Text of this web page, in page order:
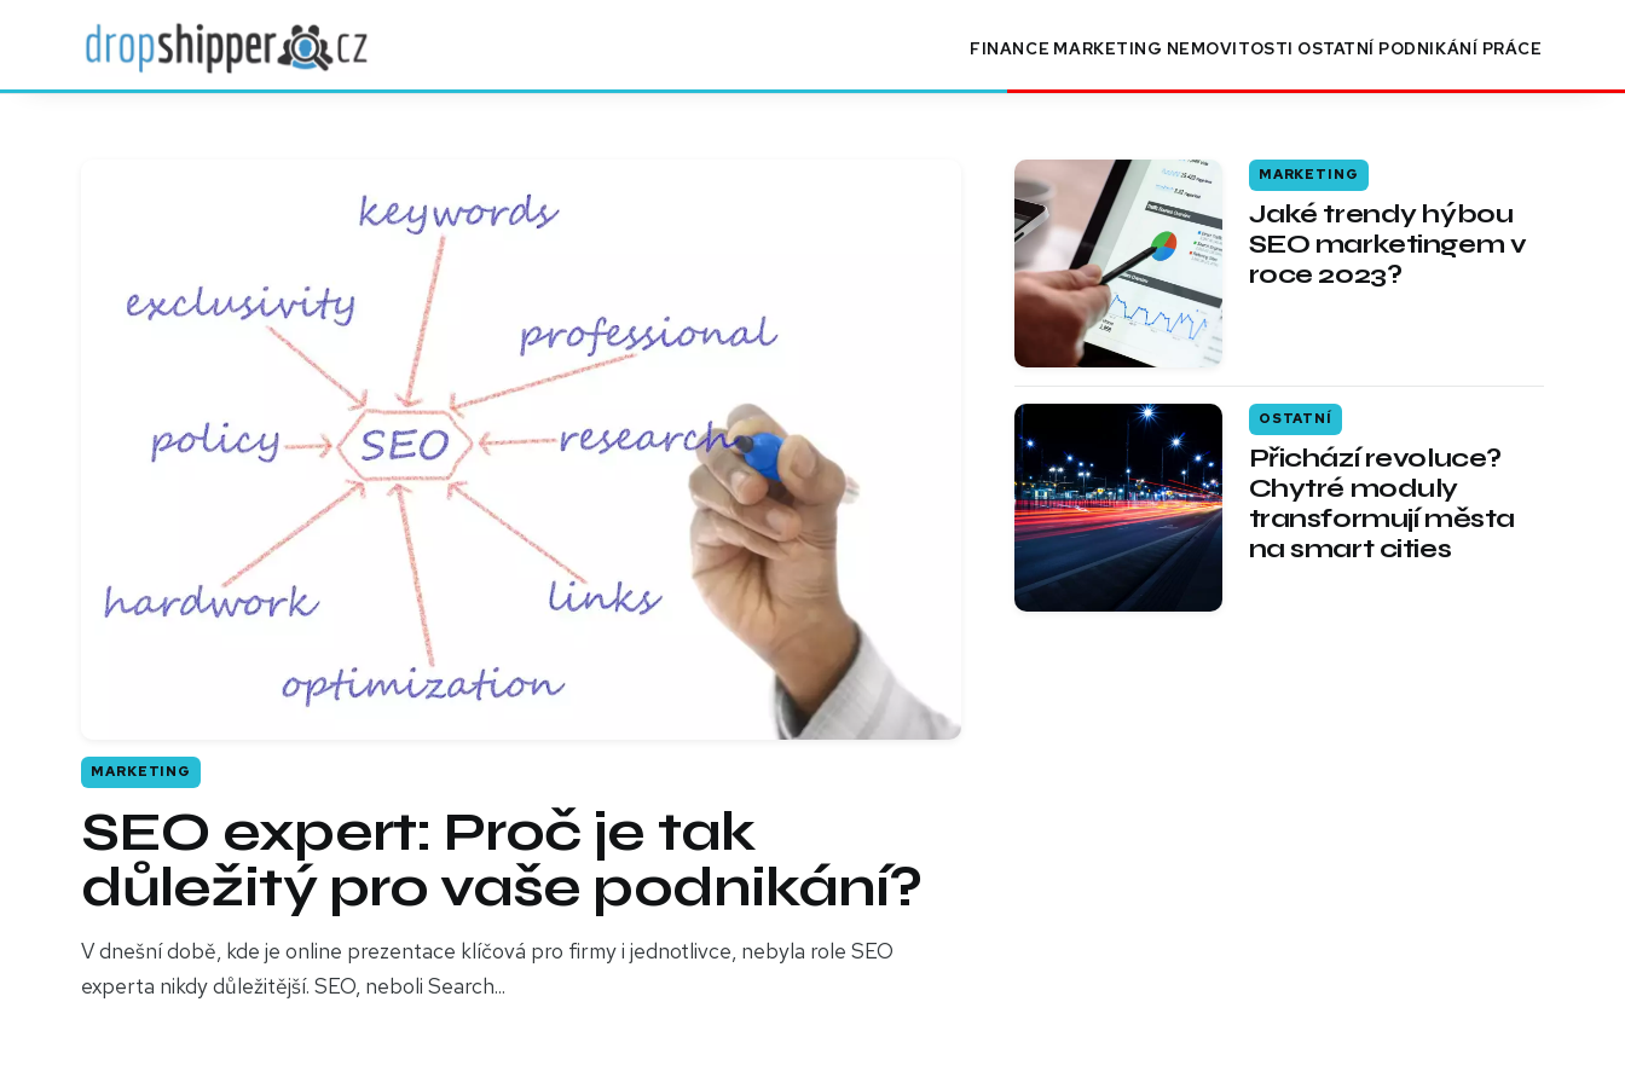
FINANCE MARKETING NEMOVITOSTI OSTATNÍ PODNIKÁNÍ PRÁCE
SEO expert: Proč je tak
důležitý pro vaše podnikání?
V dnešní době, kde je online prezentace klíčová pro firmy i jednotlivce, nebyla role SEO
experta nikdy důležitější. SEO, neboli Search...
MARKETING
Jaké trendy hýbou
SEO marketingem v
roce 2023?
MARKETING
Přichází revoluce?
Chytré moduly
transformují města
na smart cities
OSTATNÍ